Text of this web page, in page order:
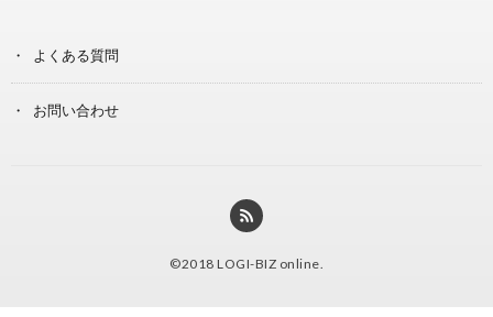
よくある質問
お問い合わせ
©2018 LOGI-BIZ online